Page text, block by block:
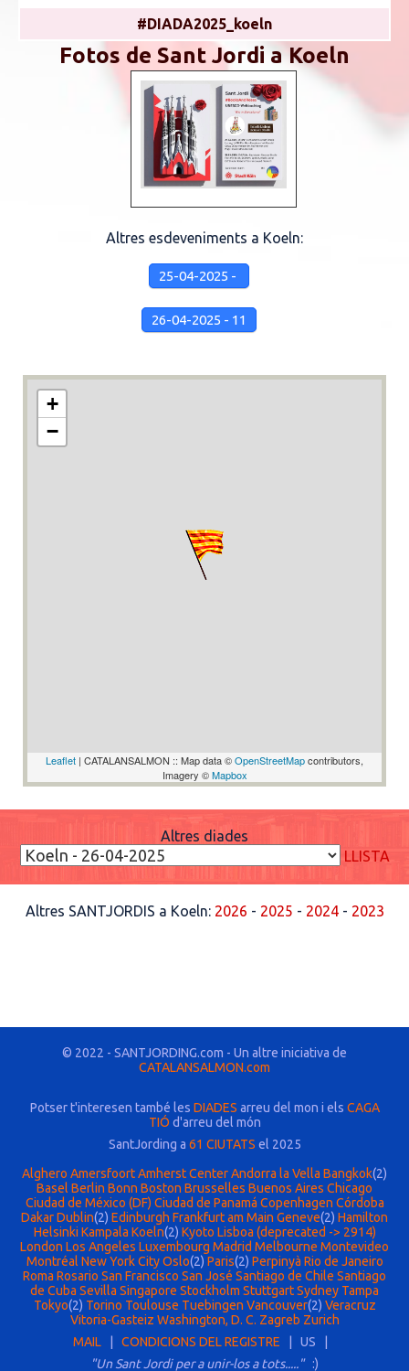
#DIADA2025_koeln
Fotos de Sant Jordi a Koeln
Altres esdeveniments a Koeln:
25-04-2025 -
26-04-2025 - 11
+
−
Leaflet | CATALANSALMON :: Map data ©OpenStreetMapcontributors,
Imagery ©Mapbox
Altres diades
LLISTA
Altres SANTJORDIS a Koeln: 2026 - 2025 - 2024- 2023
© 2022 - SANTJORDING.com - Un altre iniciativa de
CATALANSALMON.com
Potser t'interesen també les DIADES arreu del mon i els CAGA
TIÓ d'arreu del món
SantJording a 61 CIUTATS el 2025
Alghero AmersfoortAmherst CenterAndorra la Vella Bangkok(2)
Basel Berlin Bonn Boston Brusselles Buenos Aires Chicago
Ciudad de México (DF) Ciudad de Panamá Copenhagen Córdoba
DakarDublin(2) Edinburgh Frankfurt am Main Geneve(2) Hamilton
Helsinki Kampala Koeln(2) Kyoto Lisboa (deprecated -> 2914)
London Los Angeles Luxembourg Madrid Melbourne Montevideo
Montréal New York City Oslo(2) Paris(2) Perpinyà Rio de Janeiro
Roma Rosario San Francisco San José Santiago de Chile Santiago
de Cuba Sevilla Singapore Stockholm StuttgartSydney Tampa
Tokyo(2) Torino Toulouse Tuebingen Vancouver(2) Veracruz
Vitoria-Gasteiz Washington, D. C. Zagreb Zurich
MAIL
CONDICIONS DEL REGISTRE | US |
"Un Sant Jordi per a unir-los a tots.....":)